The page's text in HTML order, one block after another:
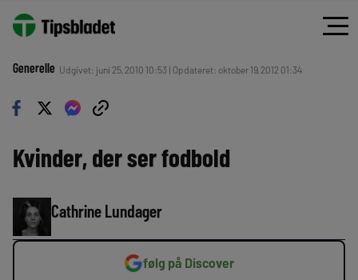
Generelle Udgivet: juni 25, 2010 10:53 | Opdateret: oktober 19, 2012 01:34
Kvinder, der ser fodbold
Cathrine Lundager
følg på Discover